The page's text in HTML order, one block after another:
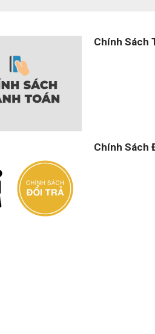
Chính Sách
Chính Sách